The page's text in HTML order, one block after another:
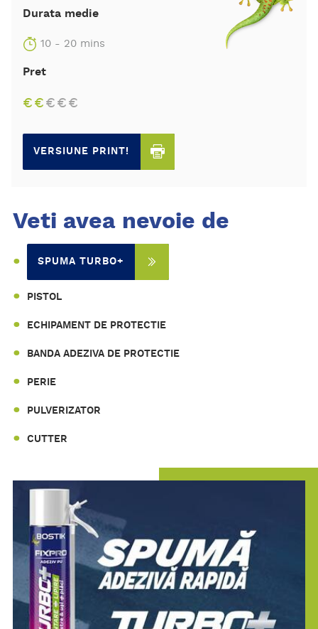
Veti avea nevoie de
SPUMA TURBO+
PISTOL
ECHIPAMENT DE PROTECTIE
BANDA ADEZIVA DE PROTECTIE
PERIE
PULVERIZATOR
CUTTER
Durata medie
10 - 20 mins
Pret
€ € € € €
VERSIUNE PRINT!